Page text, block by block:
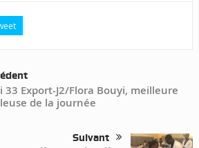
33 Export-J2/Flora Bouyi, meilleure
de la journée
Suivant